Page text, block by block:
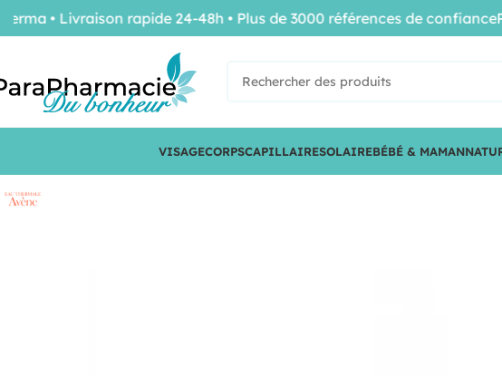
VISAGECORPSCAPILLAIRESOLAIREBÉBÉ & MAMAN
• Livraison rapide 24-48h • Plus de 3000 références de confiance